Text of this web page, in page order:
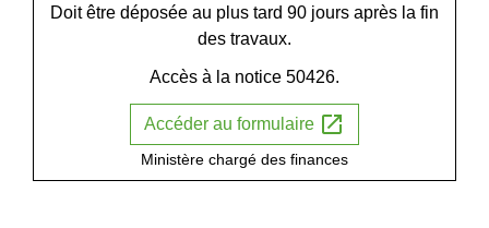
Doit être déposée au plus tard 90 jours après la fin
des travaux.
Accès à la notice 50426.
Accéder au formulaire open_in_new
Ministère chargé des finances